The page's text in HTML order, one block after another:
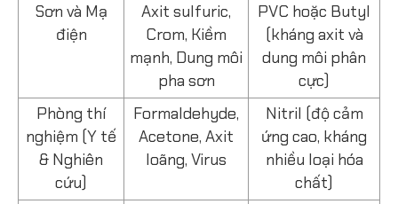
Sơn và Mạ
điện
Axit sulfuric,
Crom, Kiềm
mạnh, Dung môi
pha sơn
PVC hoặc Butyl
(kháng axit và
dung môi phân
cực)
Phòng thí
nghiệm (Y tế
& Nghiên
cứu)
Formaldehyde,
Acetone, Axit
loãng, Virus
Nitril (độ cảm
ứng cao, kháng
nhiều loại hóa
chất)